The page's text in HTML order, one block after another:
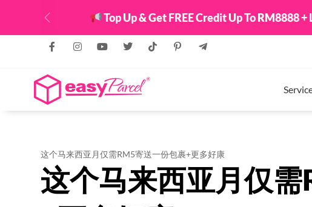
Top Up & Get FREE Credit Up To RM8888
Previous
这个马来西亚月仅需RM5寄送一份包裹+更多好康
这个马来西亚月仅